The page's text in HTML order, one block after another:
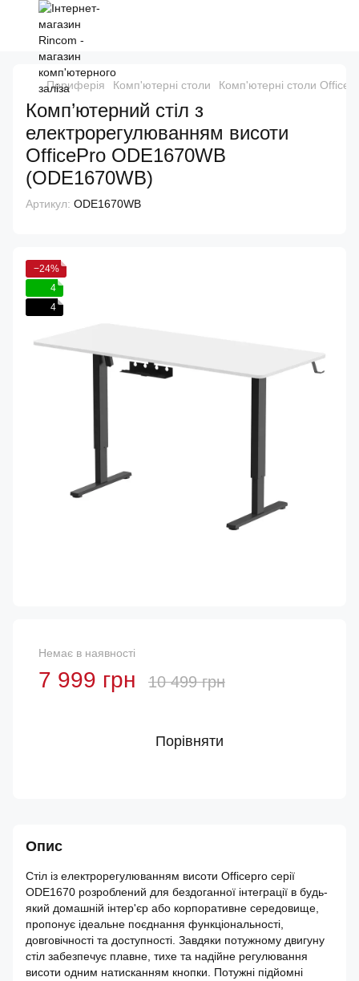
Периферія Комп'ютерні столи Комп'ютерні столи
Комп’ютерний стіл з
електрорегулюванням висоти
OfficePro ODE1670WB
(ODE1670WB)
Артикул: ODE1670WB
−24%
4
4
Немає в наявності
7 999 грн 10 499 грн
Порівняти
Опис
Стіл із електрорегулюванням висоти Officepro серії
ODE1670 розроблений для бездоганної інтеграції в будь-
який домашній інтер'єр або корпоративне середовище,
пропонує ідеальне поєднання функціональності,
довговічності та доступності. Завдяки потужному двигуну
стіл забезпечує плавне, тихе та надійне регулювання
висоти одним натисканням кнопки. Потужні підйомні